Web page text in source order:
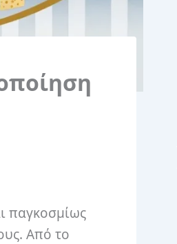
παγκοσμίως
Από το